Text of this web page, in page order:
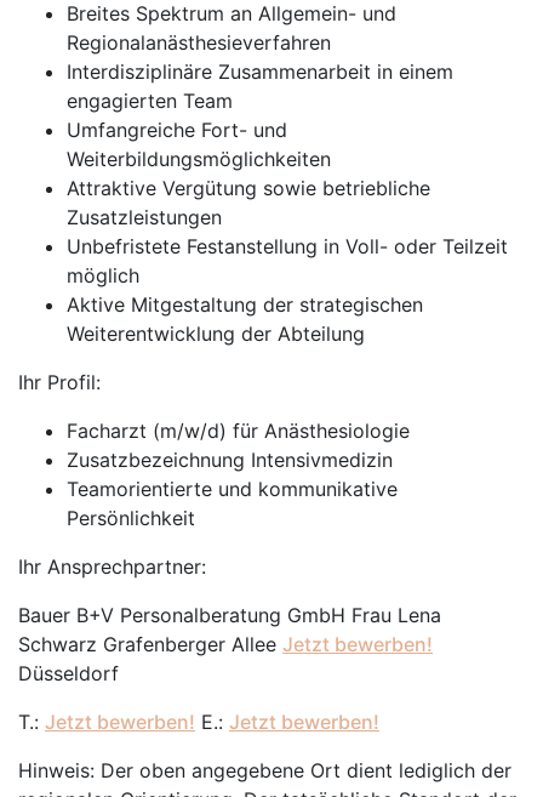
Breites Spektrum an Allgemein- und
Regionalanästhesieverfahren
Interdisziplinäre Zusammenarbeit in einem
engagierten Team
Umfangreiche Fort- und
Weiterbildungsmöglichkeiten
Attraktive Vergütung sowie betriebliche
Zusatzleistungen
Unbefristete Festanstellung in Voll- oder Teilzeit
möglich
Aktive Mitgestaltung der strategischen
Weiterentwicklung der Abteilung
Ihr Profil:
Facharzt (m/w/d) für Anästhesiologie
Zusatzbezeichnung Intensivmedizin
Teamorientierte und kommunikative
Persönlichkeit
Ihr Ansprechpartner:
Bauer B+V Personalberatung GmbH Frau Lena
Schwarz Grafenberger Allee Jetzt bewerben!
Düsseldorf
T.: Jetzt bewerben! E.: Jetzt bewerben!
Hinweis: Der oben angegebene Ort dient lediglich der